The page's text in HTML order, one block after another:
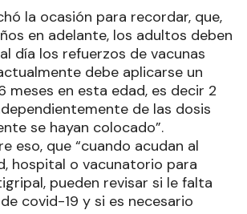
la ocasión para recordar, que,
en adelante, los adultos deben
día los refuerzos de vacunas
debe aplicarse un
meses en esta edad, es decir 2
de las dosis
se hayan colocado”.
eso, que “cuando acudan al
hospital o vacunatorio para
pueden revisar si le falta
covid-19 y si es necesario